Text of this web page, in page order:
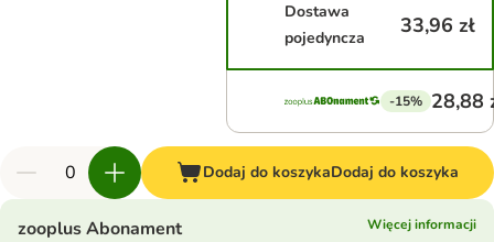
Dostawa
pojedyncza
33,96 zł
-15% 28,88
Dodaj do koszykaDodaj do koszyka
zooplus Abonament
Więcej informacji